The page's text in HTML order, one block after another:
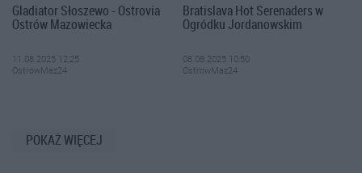
Gladiator Słoszewo - Ostrovia
Ostrów Mazowiecka
11.08.2025 12:25
OstrowMaz24
Bratislava Hot Serenaders w
Ogródku Jordanowskim
08.08.2025 10:50
OstrowMaz24
POKAŻ WIĘCEJ